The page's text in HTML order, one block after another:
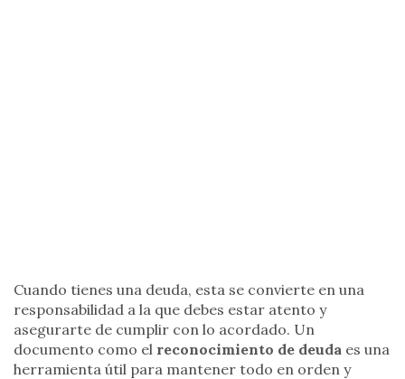
Cuando tienes una deuda, esta se convierte en una
responsabilidad a la que debes estar atento y
asegurarte de cumplir con lo acordado. Un
documento como el reconocimiento de deuda es una
herramienta útil para mantener todo en orden y